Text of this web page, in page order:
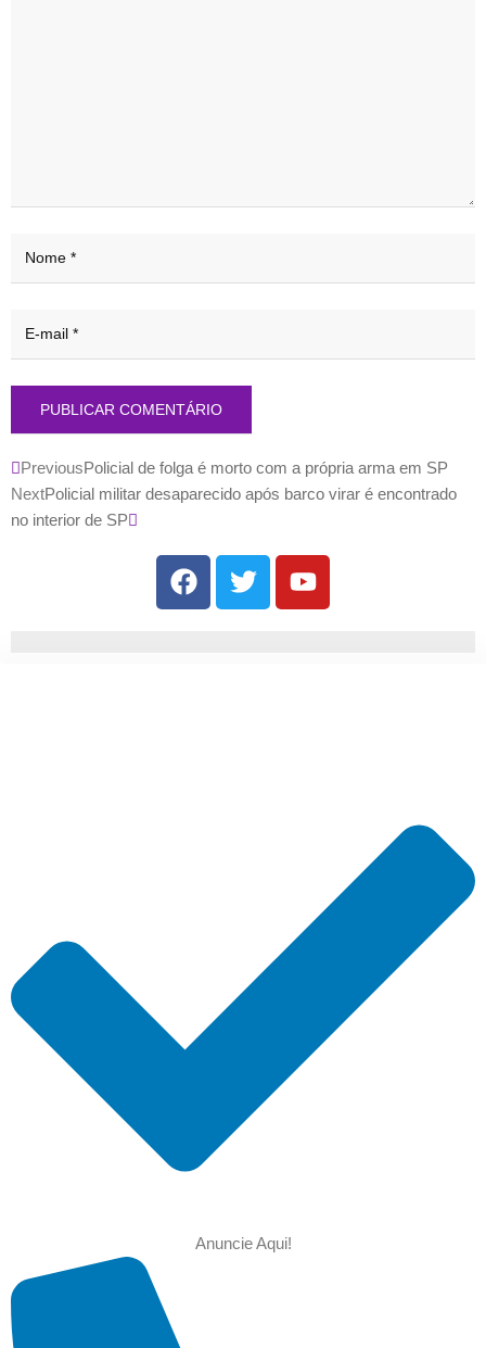
PreviousPolicial de folga é morto com a própria arma em SP
NextPolicial militar desaparecido após barco virar é encontrado
no interior de SP
Anuncie Aqui!